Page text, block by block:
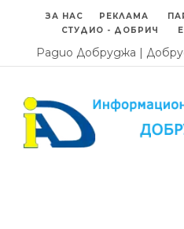
ЗА НАС РЕКЛАМА
СТУДИО - ДОБРИЧ
Радио Добруджа |